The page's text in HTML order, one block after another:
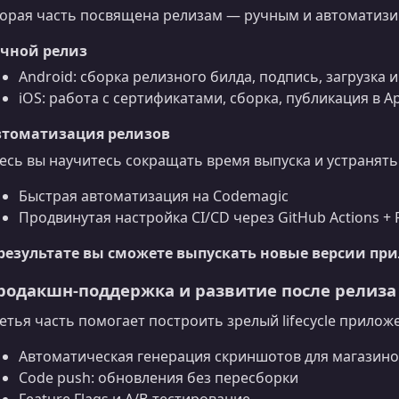
часть посвящена релизам — ручным и
релиз
Android: сборка релизного билда, подпись, загрузка
iOS: работа с сертификатами, сборка, публикация в
релизов
вы научитесь сокращать время выпуска и
Быстрая автоматизация на Codemagic
Продвинутая настройка CI/CD через GitHub Actions +
вы сможете выпускать новые версии
поддержка и развитие после релиза
часть помогает построить зрелый lifecycle
Автоматическая генерация скриншотов для
Code push: обновления без пересборки